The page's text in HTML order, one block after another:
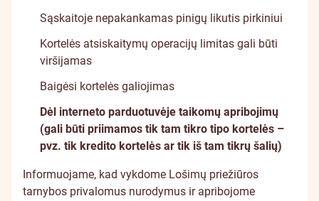
Sąskaitoje nepakankamas pinigų likutis pirkiniui
Kortelės atsiskaitymų operacijų limitas gali būti
viršijamas
Baigėsi kortelės galiojimas
Dėl interneto parduotuvėje taikomų apribojimų
(gali būti priimamos tik tam tikro tipo kortelės –
pvz. tik kredito kortelės ar tik iš tam tikrų šalių)
Informuojame, kad vykdome Lošimų priežiūros
tarnybos privalomus nurodymus ir apribojome